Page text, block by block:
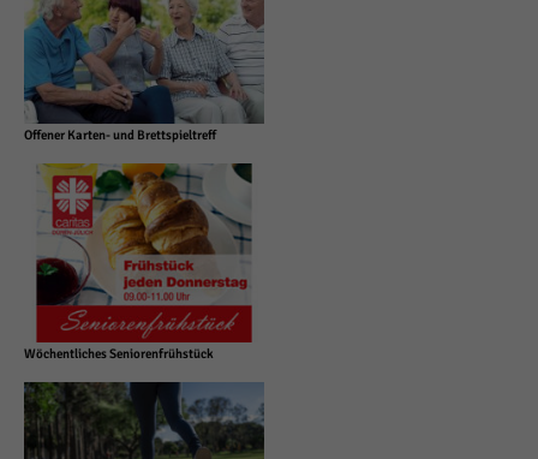
Offener Karten- und Brettspieltreff
Wöchentliches Seniorenfrühstück